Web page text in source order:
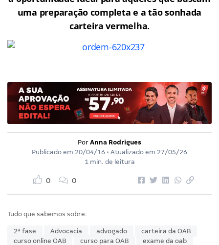
uma preparação completa e a tão sonhada
carteira vermelha.
Por Anna Rodrigues
Publicado em 20/04/16 • Atualizado em 27/05/26
1 min. de leitura
0 0
Tudo que sabemos sobre:
2ª fase Advocacia advogado
carteira da OAB
curso online OAB
curso para OAB exame da oab